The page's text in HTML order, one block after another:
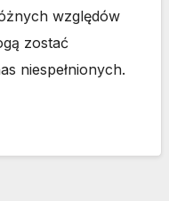
względów
zostać
niespełnionych.